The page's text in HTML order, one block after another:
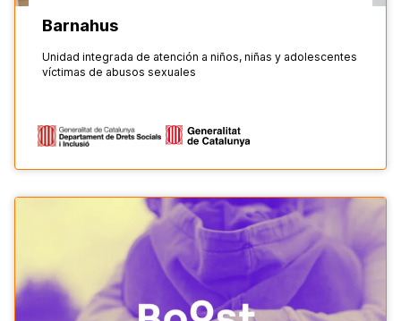
Barnahus
Unidad integrada de atención a niños, niñas y adolescentes
víctimas de abusos sexuales